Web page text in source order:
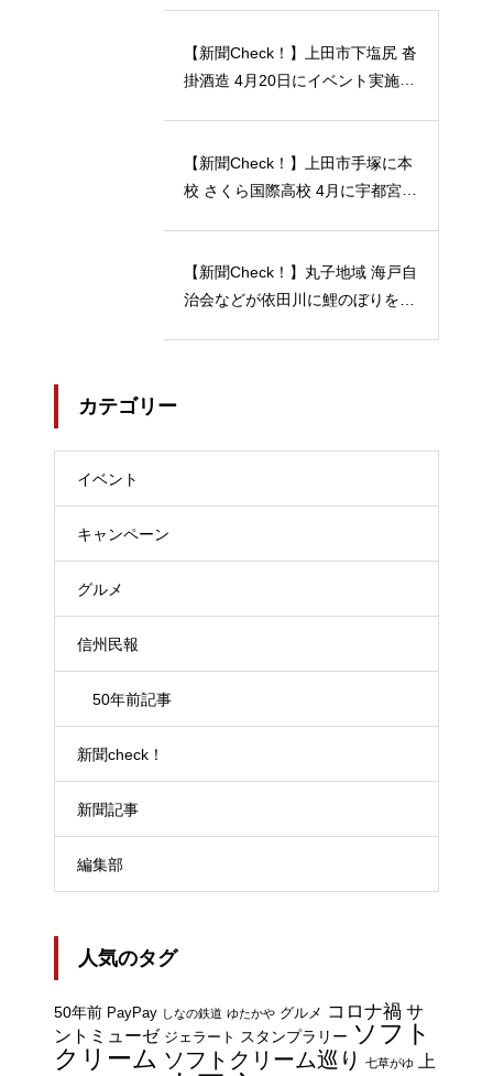
【新聞Check！】上田市下塩尻 沓
掛酒造 4月20日にイベント実施 5
【新聞Check！】上田市手塚に本
校 さくら国際高校 4月に宇都宮動
【新聞Check！】丸子地域 海戸自
治会などが依田川に鯉のぼりを掲
カテゴリー
イベント
キャンペーン
グルメ
信州民報
50年前記事
新聞check！
新聞記事
編集部
人気のタグ
50年前 PayPay しなの鉄道 ゆたかや グルメ コロナ禍 サ
ントミューゼ ジェラート スタンプラリー ソフト
クリーム ソフトクリーム巡り 七草がゆ 上